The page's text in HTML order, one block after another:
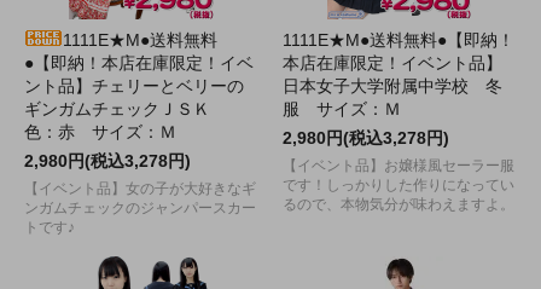
1111E★M●送料無料
●【即納！本店在庫限定！イベ
ント品】チェリーとベリーの
ギンガムチェックＪＳＫ
色：赤 サイズ：Ｍ
2,980円(税込3,278円)
【イベント品】女の子が大好きなギ
ンガムチェックのジャンパースカー
トです♪
1111E★M●送料無料●【即納！
本店在庫限定！イベント品】
日本女子大学附属中学校 冬
服 サイズ：Ｍ
2,980円(税込3,278円)
【イベント品】お嬢様風セーラー服
です！しっかりした作りになってい
るので、本物気分が味わえますよ。